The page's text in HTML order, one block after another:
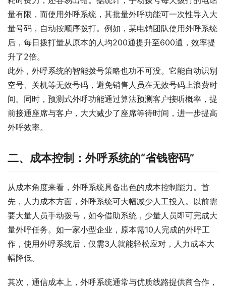
量有限，而使用外呼系统，其批量外呼功能可一次性导入大
量号码，自动按顺序拨打。例如，某电销团队使用外呼系统
后，每日拨打量从原本的人均200通提升至600通，效率提
升了2倍。
此外，外呼系统的智能拨号策略也功不可没。它能自动识别
空号、关机等无效号码，避免销售人员在无效号码上浪费时
间。同时，预测式外呼功能通过算法预测客户接听概率，提
前接通座席与客户，大大减少了座席等待时间，进一步提高
外呼效率。
二、成本控制：外呼系统的“省钱密码”
从成本角度来看，外呼系统具备出色的成本控制能力。首
先，人力成本方面，外呼系统可大幅减少人工投入。以前需
要大量人员手动拨号，如今借助系统，少量人员即可完成大
量外呼任务。如一家小型企业，原本需10人完成的外呼工
作，使用外呼系统后，仅需3人就能轻松应对，人力成本大
幅降低。
其次，通信成本上，外呼系统通常与优质线路提供商合作，